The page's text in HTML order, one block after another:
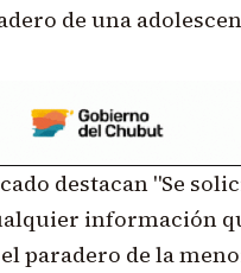
de una
destacan "Se
información
paradero de la